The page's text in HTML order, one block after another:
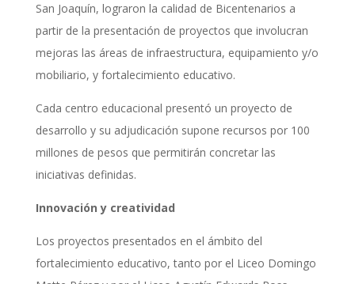
San Joaquín, lograron la calidad de Bicentenarios a
partir de la presentación de proyectos que involucran
mejoras las áreas de infraestructura, equipamiento y/o
mobiliario, y fortalecimiento educativo.
Cada centro educacional presentó un proyecto de
desarrollo y su adjudicación supone recursos por 100
millones de pesos que permitirán concretar las
iniciativas definidas.
Innovación y creatividad
Los proyectos presentados en el ámbito del
fortalecimiento educativo, tanto por el Liceo Domingo